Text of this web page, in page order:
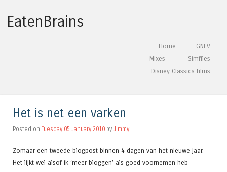
EatenBrains
Menu
Skip to contentHome
GNEV
Mixes
Simfiles
Disney Classics films
Het is net een varken
Posted on Tuesday 05 January 2010 by Jimmy
Zomaar een tweede blogpost binnen 4 dagen van het nieuwe jaar.
Het lijkt wel alsof ik ‘meer bloggen’ als goed voornemen heb